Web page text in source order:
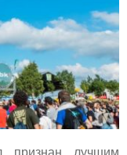
признан лучшим